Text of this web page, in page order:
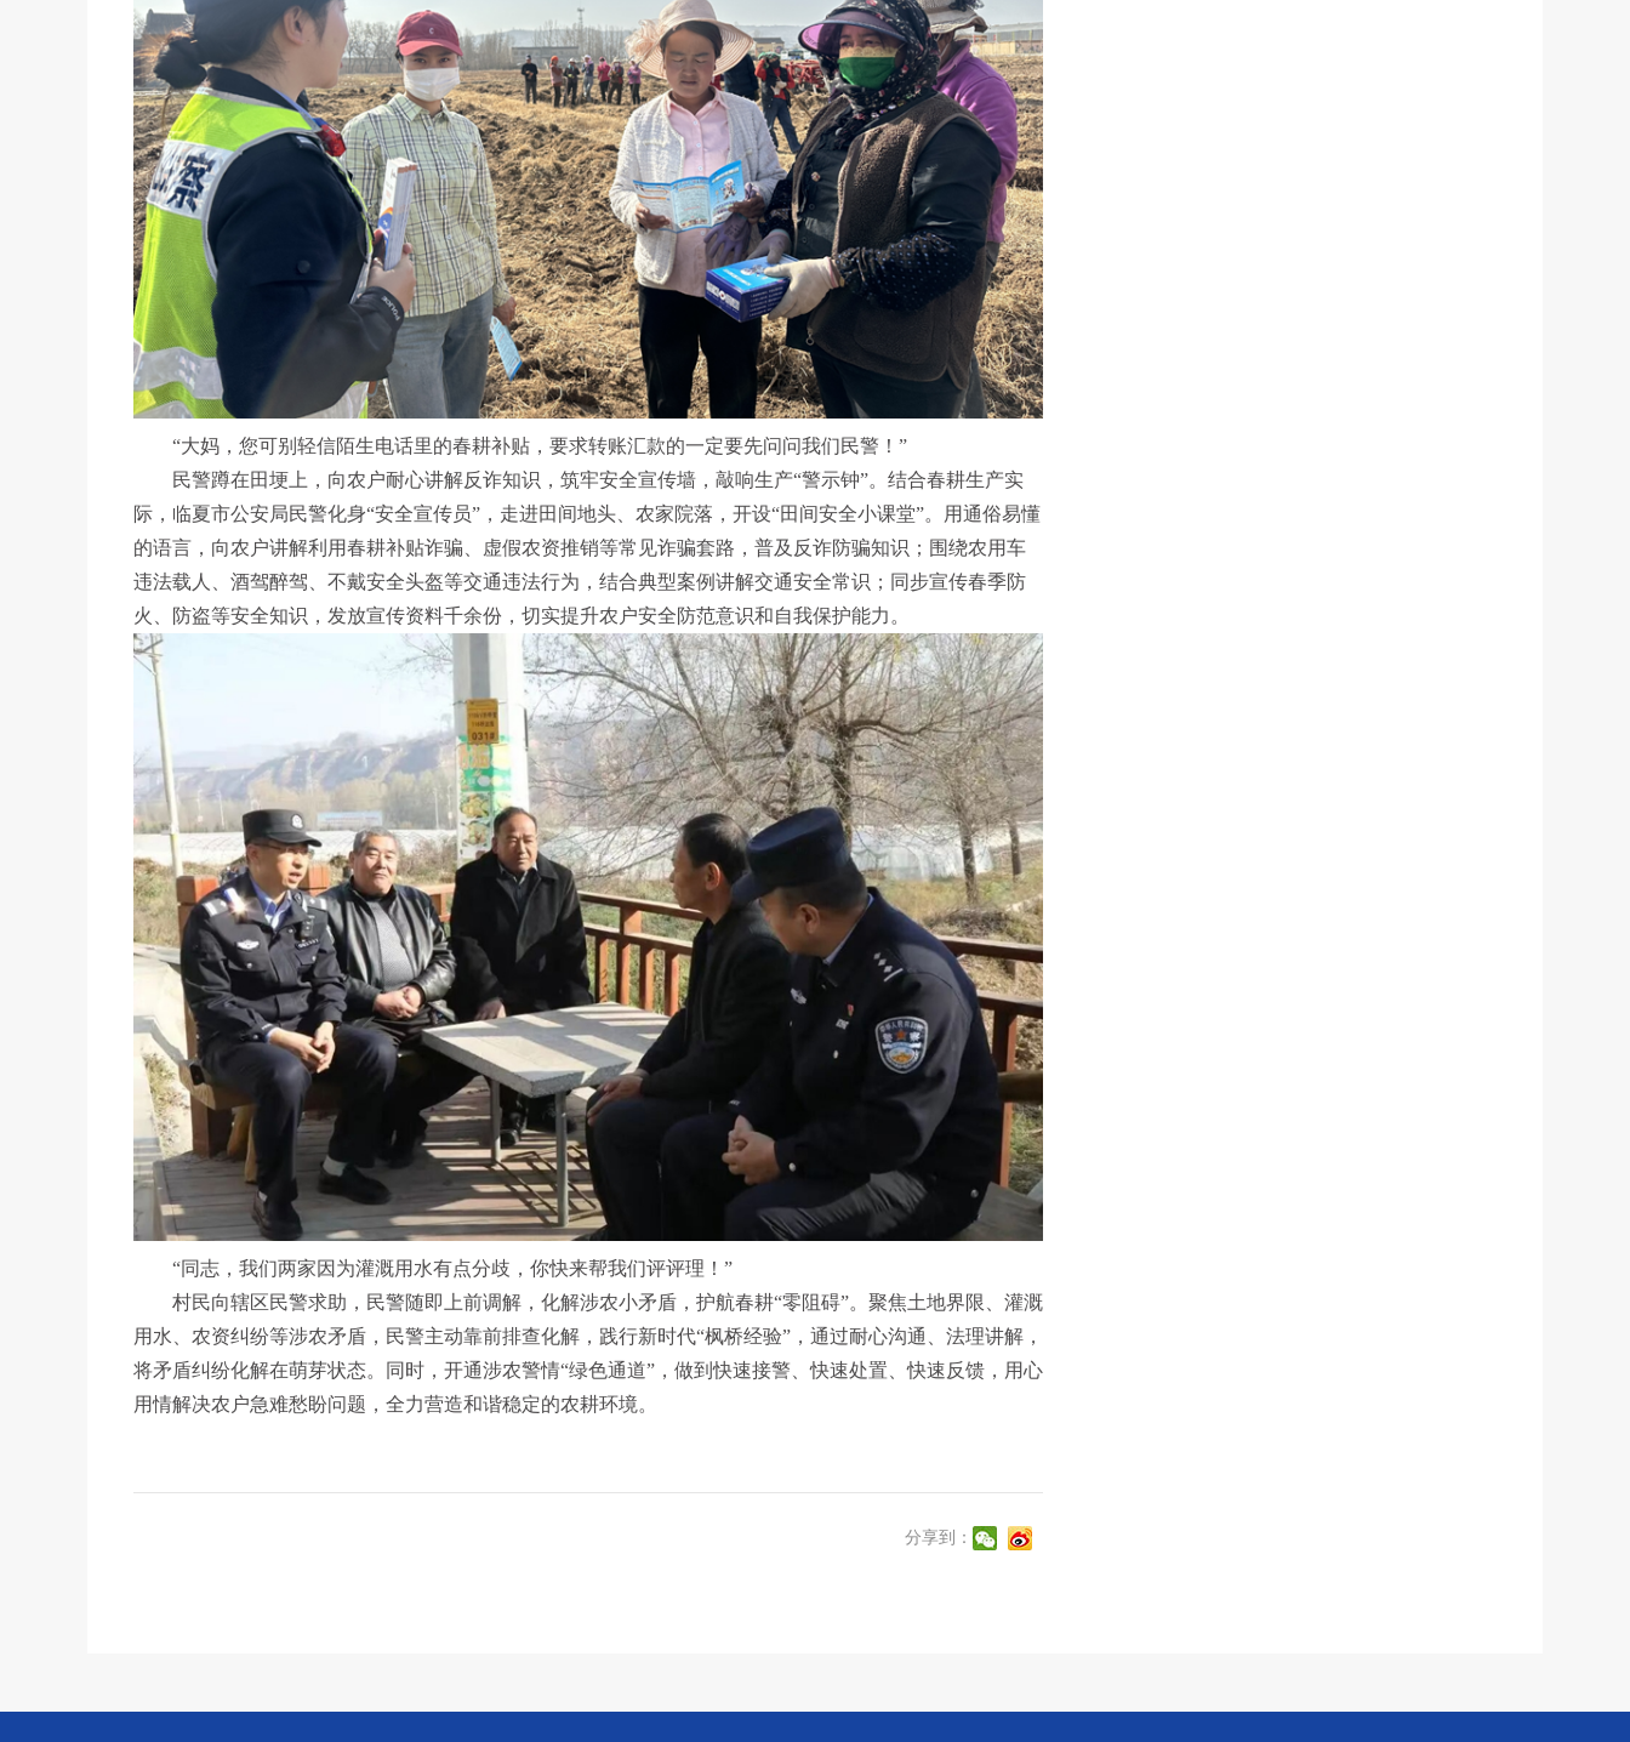
“大妈，您可别轻信陌生电话里的春耕补贴，要求转账汇款的一定要先问问我们民警！”
民警蹲在田埂上，向农户耐心讲解反诈知识，筑牢安全宣传墙，敲响生产“警示钟”。结合春耕生产实
际，临夏市公安局民警化身“安全宣传员”，走进田间地头、农家院落，开设“田间安全小课堂”。用通俗易懂
的语言，向农户讲解利用春耕补贴诈骗、虚假农资推销等常见诈骗套路，普及反诈防骗知识；围绕农用车
违法载人、酒驾醉驾、不戴安全头盔等交通违法行为，结合典型案例讲解交通安全常识；同步宣传春季防
火、防盗等安全知识，发放宣传资料千余份，切实提升农户安全防范意识和自我保护能力。
“同志，我们两家因为灌溉用水有点分歧，你快来帮我们评评理！”
村民向辖区民警求助，民警随即上前调解，化解涉农小矛盾，护航春耕“零阻碍”。聚焦土地界限、灌溉
用水、农资纠纷等涉农矛盾，民警主动靠前排查化解，践行新时代“枫桥经验”，通过耐心沟通、法理讲解，
将矛盾纠纷化解在萌芽状态。同时，开通涉农警情“绿色通道”，做到快速接警、快速处置、快速反馈，用心
用情解决农户急难愁盼问题，全力营造和谐稳定的农耕环境。
分享到：